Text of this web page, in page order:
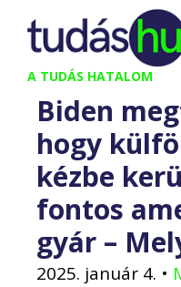
Kilépés
tartalomba
A TUDÁS HATALOM
Biden
hogy
kézbe
fontos
gyár –
2025. január 4. •